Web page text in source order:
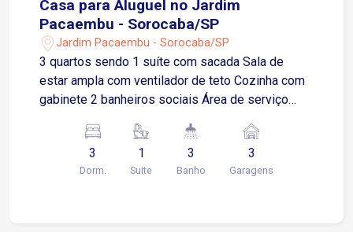
Casa para Aluguel no Jardim
Pacaembu - Sorocaba/SP
Jardim Pacaembu - Sorocaba/SP
3 quartos sendo 1 suíte com sacada Sala de
estar ampla com ventilador de teto Cozinha com
gabinete 2 banheiros sociais Área de serviço
veículos Localização privilegiada no Jardim
Pacaembu, com fácil deslocamento para
diversos pontos de Sorocaba Apenas 2 minutos
3
Dorm.
1
Suite
3
Banho
3
Garagens